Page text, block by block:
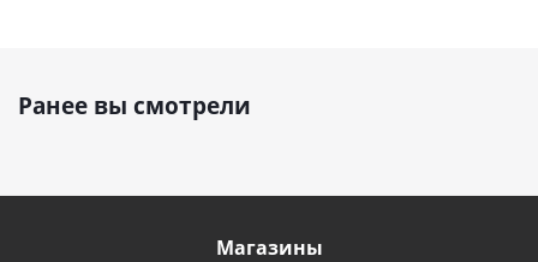
Ранее вы смотрели
Магазины